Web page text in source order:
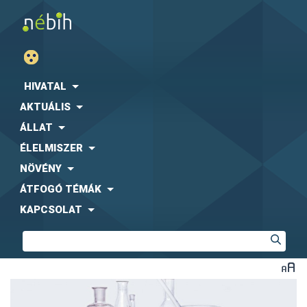
HIVATAL
AKTUÁLIS
ÁLLAT
ÉLELMISZER
NÖVÉNY
ÁTFOGÓ TÉMÁK
KAPCSOLAT